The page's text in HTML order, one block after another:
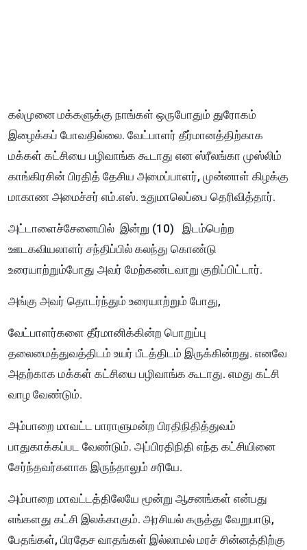
கல்முனை மக்களுக்கு நாங்கள் ஒருபோதும் துரோகம்
இழைக்கப் போவதில்லை. வேட்பாளர் தீர்மானத்திற்காக
மக்கள் கட்சியை பழிவாங்க கூடாது என ஸ்ரீலங்கா முஸ்லிம்
காங்கிரசின் பிரதித் தேசிய அமைப்பாளர், முன்னாள் கிழக்கு
மாகாண அமைச்சர் எம்.எஸ். உதுமாலெப்பை தெரிவித்தார்.
அட்டாளைச்சேனையில் இன்று (10) இடம்பெற்ற
ஊடகவியலாளர் சந்திப்பில் கலந்து கொண்டு
உரையாற்றும்போது அவர் மேற்கண்டவாறு குறிப்பிட்டார்.
அங்கு அவர் தொடர்ந்தும் உரையாற்றும் போது,
வேட்பாளர்களை தீர்மானிக்கின்ற பொறுப்பு
தலைமைத்துவத்திடம் உயர் பீடத்திடம் இருக்கின்றது. எனவே
அதற்காக மக்கள் கட்சியை பழிவாங்க கூடாது. எமது கட்சி
வாழ வேண்டும்.
அம்பாறை மாவட்ட பாராளுமன்ற பிரதிநிதித்துவம்
பாதுகாக்கப்பட வேண்டும். அப்பிரதிநிதி எந்த கட்சியினை
சேர்ந்தவர்களாக இருந்தாலும் சரியே.
அம்பாறை மாவட்டத்திலேயே மூன்று ஆசனங்கள் என்பது
எங்களது கட்சி இலக்காகும். அரசியல் கருத்து வேறுபாடு,
பேதங்கள், பிரதேச வாதங்கள் இல்லாமல் மரச் சின்னத்திற்கு